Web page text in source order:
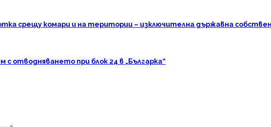
срещу комари и на територии – изключителна държавна
отводняването при блок 24 в „Българка“